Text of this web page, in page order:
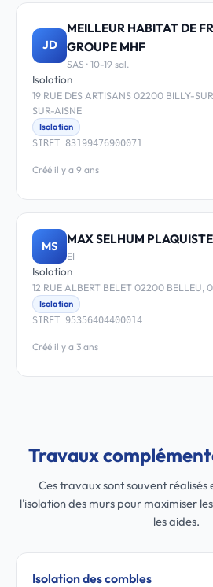
JD
MEILLEUR HABITAT DE
GROUPE MHF
SAS · 10-19 sal.
Isolation
19 RUE DES ARTISANS 02200 BILLY-
SUR-AISNE
Isolation
SIRET 83199476900071
Créé il y a 9 ans
MS MAX SELHUM
EI
Isolation
12 RUE ALBERT BELET 02200 BELLEU,
Isolation
SIRET 95356404400014
Créé il y a 3 ans
Travaux
Ces travaux sont souvent réalisés
l'isolation des murs pour maximiser
les aides.
Isolation des combles